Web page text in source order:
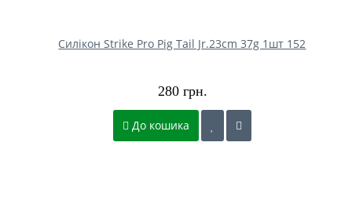
Силікон Strike Pro Pig Tail Jr.23cm 37g 1шт 152
280 грн.
До кошика